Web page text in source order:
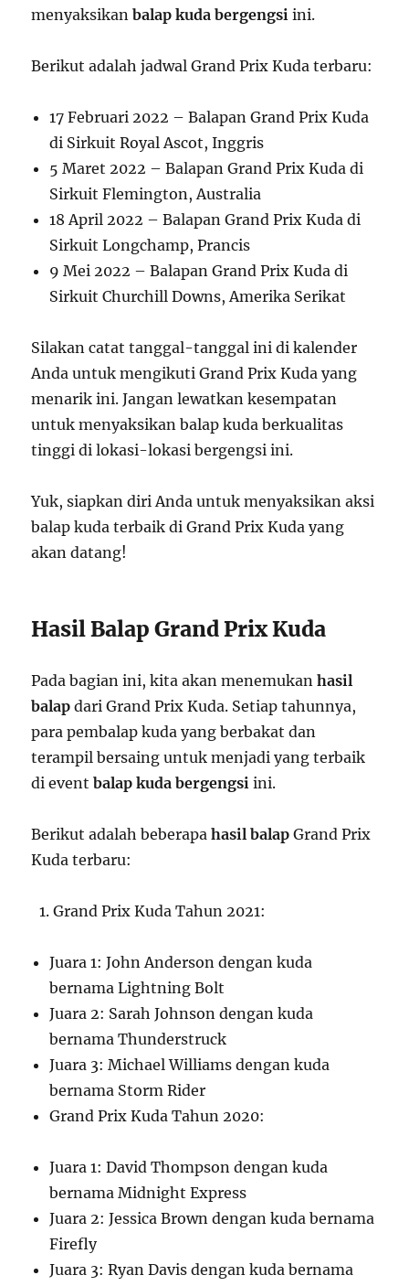
menyaksikanbalap kuda bergengsi ini.
Berikut adalah jadwal Grand Prix Kuda terbaru:
17 Februari 2022 – Balapan Grand Prix Kuda
di Sirkuit Royal Ascot, Inggris
5 Maret 2022 – Balapan Grand Prix Kuda di
Sirkuit Flemington, Australia
18 April 2022 – Balapan Grand Prix Kuda di
Sirkuit Longchamp, Prancis
9 Mei 2022 – Balapan Grand Prix Kuda di
Sirkuit Churchill Downs, Amerika Serikat
Silakan catat tanggal-tanggal ini di kalender
Anda untuk mengikuti Grand Prix Kuda yang
menarik ini. Jangan lewatkan kesempatan
untuk menyaksikan balap kuda berkualitas
tinggi di lokasi-lokasi bergengsi ini.
Yuk, siapkan diri Anda untuk menyaksikan aksi
balap kuda terbaik di Grand Prix Kuda yang
akan datang!
Hasil Balap Grand Prix Kuda
Pada bagian ini, kita akan menemukanhasil
balap dari Grand Prix Kuda. Setiap tahunnya,
para pembalap kuda yang berbakat dan
terampil bersaing untuk menjadi yang terbaik
di eventbalap kuda bergengsi ini.
Berikut adalah beberapahasil balap Grand Prix
Kuda terbaru:
Grand Prix Kuda Tahun 2021:
Juara 1: John Anderson dengan kuda
bernama Lightning Bolt
Juara 2: Sarah Johnson dengan kuda
bernama Thunderstruck
Juara 3: Michael Williams dengan kuda
bernama Storm Rider
Grand Prix Kuda Tahun 2020:
Juara 1: David Thompson dengan kuda
bernama Midnight Express
Juara 2: Jessica Brown dengan kuda bernama
Firefly
Juara 3: Ryan Davis dengan kuda bernama